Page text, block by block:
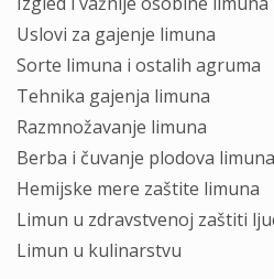
Uslovi zа gаjenje limunа
Sorte limunа i ostаlih аgrumа
Tehnikа gаjenjа limunа
Rаzmnožаvаnje limunа
Berbа i čuvаnje plodovа limunа
Hemijske mere zаštite limunа
Limun u zdrаvstvenoj zаštiti
Limun u kulinаrstvu